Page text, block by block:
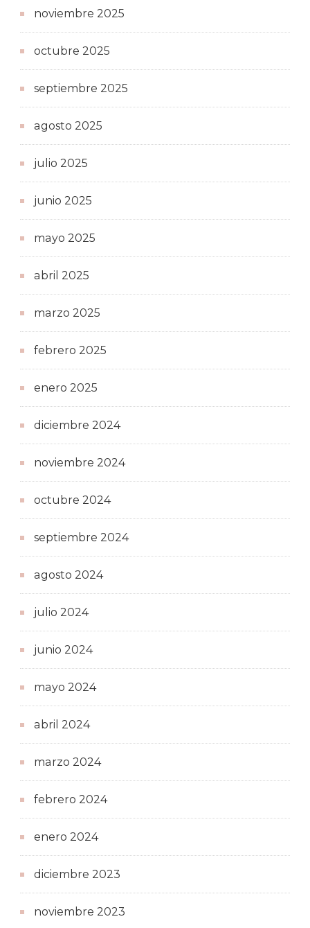
noviembre 2025
octubre 2025
septiembre 2025
agosto 2025
julio 2025
junio 2025
mayo 2025
abril 2025
marzo 2025
febrero 2025
enero 2025
diciembre 2024
noviembre 2024
octubre 2024
septiembre 2024
agosto 2024
julio 2024
junio 2024
mayo 2024
abril 2024
marzo 2024
febrero 2024
enero 2024
diciembre 2023
noviembre 2023